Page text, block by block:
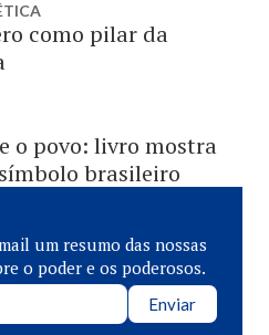
como pilar da
o povo: livro mostra
brasileiro
um resumo das nossas
o poder e os poderosos.
Enviar